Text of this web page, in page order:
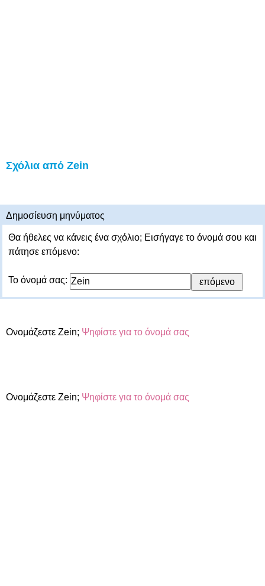
Σχόλια από Zein
Δημοσίευση μηνύματος
Θα ήθελες να κάνεις ένα σχόλιο; Εισήγαγε το όνομά σου και
πάτησε επόμενο:
Το όνομά σας:
Ονομάζεστε Zein; Ψηφίστε για το όνομά σας
Ονομάζεστε Zein; Ψηφίστε για το όνομά σας